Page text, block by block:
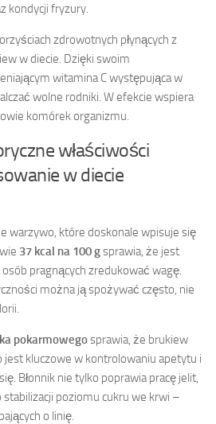
kondycji fryzury.
zdrowotnych płynących z
w diecie. Dzięki swoim
witamina C występująca w
wolne rodniki. W efekcie wspiera
komórek organizmu.
właściwości
w diecie
warzywo, które doskonale wpisuje się
37 kcal na 100 gsprawia, że jest
pragnących zredukować wagę.
można ją spożywać często, nie
pokarmowegosprawia, że brukiew
jest kluczowe w kontrolowaniu apetytu i
Błonnik nie tylko poprawia pracę jelit,
stabilizacji poziomu cukru we krwi –
o linię.